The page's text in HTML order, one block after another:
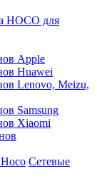
HOCO для
Apple
Huawei
Lenovo, Meizu,
Samsung
Xiaomi
Сетевые